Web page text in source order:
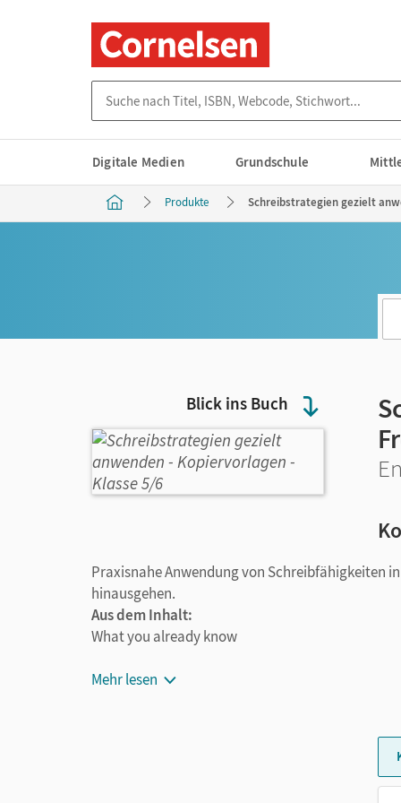
Digitale Medien Grundschule
Produkte Schreibstrategien gezielt
Blick ins Buch
Praxisnahe Anwendung von Schreibfähigkeiten
hinausgehen.
Aus dem Inhalt:
What you already know
Einen Text verfassen mit Textvorlage
Mehr lesen